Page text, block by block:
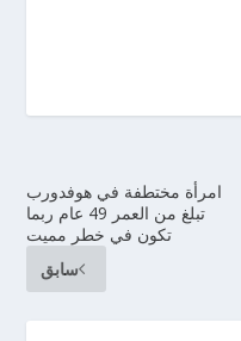
امرأة مختطفة في هوفدورب
تبلغ من العمر 49 عام ربما
تكون في خطر مميت
سابق